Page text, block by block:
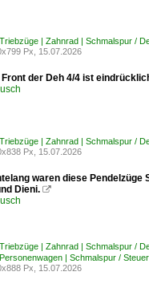
| Zahnrad | Schmalspur /
Px, 15.07.2026
der Deh 4/4 ist
| Zahnrad | Schmalspur /
Px, 15.07.2026
waren diese Pendelzüge
Dieni. 
| Zahnrad | Schmalspur /
| Schmalspur /
Px, 15.07.2026